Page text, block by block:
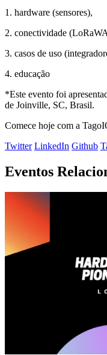
1. hardware (sensores),
2. conectividade
3. casos de uso
4. educação
*Este evento foi
de Joinville, SC, Brasil.
Comece hoje com a
Twitter LinkedIn Github
Eventos